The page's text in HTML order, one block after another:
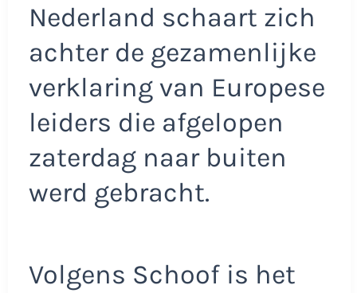
Nederland schaart zich
achter de gezamenlijke
verklaring van Europese
leiders die afgelopen
zaterdag naar buiten
werd gebracht.
Volgens Schoof is het